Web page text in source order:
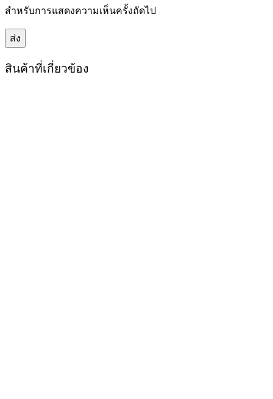
สำหรับการแสดงความเห็นครั้งถัดไป
สินค้าที่เกี่ยวข้อง